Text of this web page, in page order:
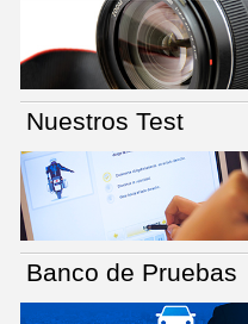
Nuestros Test
Banco de Pruebas